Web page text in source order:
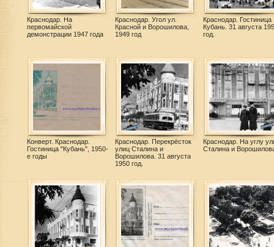
Краснодар. На
первомайской
демонстрации 1947 года
Краснодар. Угол ул.
Красной и Ворошилова,
1949 год
Краснодар. Гостиница
Кубань. 31 августа
год.
Конверт. Краснодар.
Гостиница "Кубань", 1950-
е годы
Краснодар. Перекрёсток
улиц Сталина и
Ворошилова. 31 августа
1950 год.
Краснодар. На углу
Сталина и